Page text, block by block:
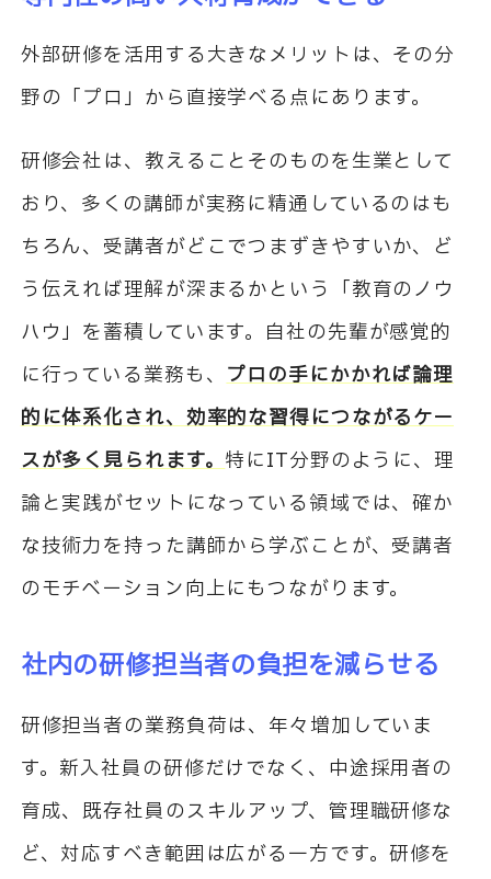
外部研修を活用する大きなメリットは、その分
野の「プロ」から直接学べる点にあります。
研修会社は、教えることそのものを生業として
おり、多くの講師が実務に精通しているのはも
ちろん、受講者がどこでつまずきやすいか、ど
う伝えれば理解が深まるかという「教育のノウ
ハウ」を蓄積しています。自社の先輩が感覚的
に行っている業務も、プロの手にかかれば論理
的に体系化され、効率的な習得につながるケー
スが多く見られます。特にIT分野のように、理
論と実践がセットになっている領域では、確か
な技術力を持った講師から学ぶことが、受講者
のモチベーション向上にもつながります。
社内の研修担当者の負担を減らせる
研修担当者の業務負荷は、年々増加していま
す。新入社員の研修だけでなく、中途採用者の
育成、既存社員のスキルアップ、管理職研修な
ど、対応すべき範囲は広がる一方です。研修を